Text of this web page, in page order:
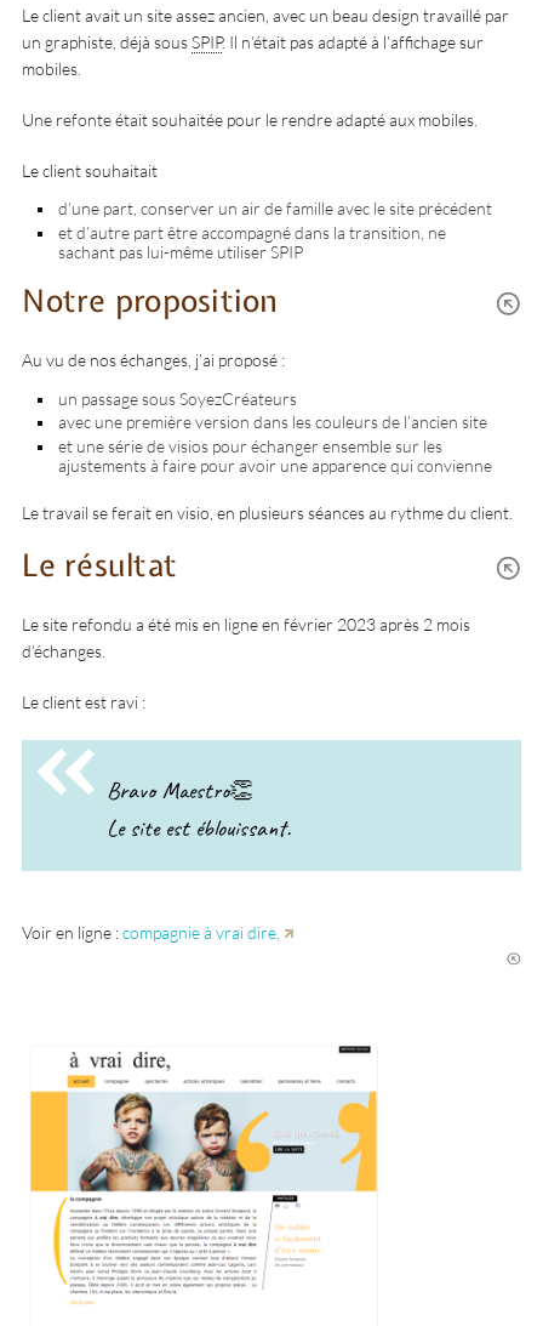
Le client avait un site assez ancien, avec un beau design travaillé par
un graphiste, déjà sousSPIP. Il n’était pas adapté à l’affichage sur
mobiles.
Une refonte était souhaitée pour le rendre adapté aux mobiles.
Le client souhaitait
d’une part, conserver un air de famille avec le site précédent
et d’autre part être accompagné dans la transition, ne
sachant pas lui-même utiliser SPIP
Notre proposition
Au vu de nos échanges, j’ai proposé :
un passage sous SoyezCréateurs
avec une première version dans les couleurs de l’ancien site
et une série de visios pour échanger ensemble sur les
ajustements à faire pour avoir une apparence qui convienne
Le travail se ferait en visio, en plusieurs séances au rythme du client.
Le résultat
Le site refondu a été mis en ligne en février 2023 après 2 mois
d’échanges.
Le client est ravi :
Bravo Maestro👏
Le site est éblouissant.
Voir en ligne :compagnie à vrai dire,